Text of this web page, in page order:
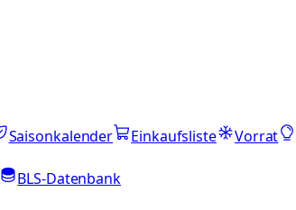
Saisonkalender Einkaufsliste Vorrat
BLS-Datenbank